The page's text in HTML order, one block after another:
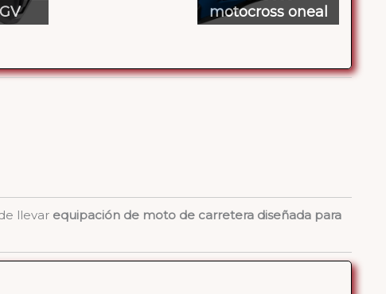
motocross oneal
llevar equipación de moto de carretera diseñada para